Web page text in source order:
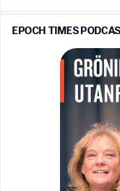
EPOCH TIMES